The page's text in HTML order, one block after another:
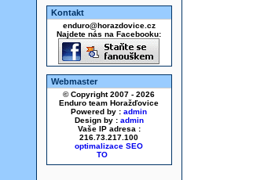
Kontakt
enduro@horazdovice.cz
Najdete nás na Facebooku:
Webmaster
© Copyright 2007 - 2026
Enduro team Horažďovice
Powered by : admin
Design by : admin
Vaše IP adresa :
216.73.217.100
optimalizace SEO